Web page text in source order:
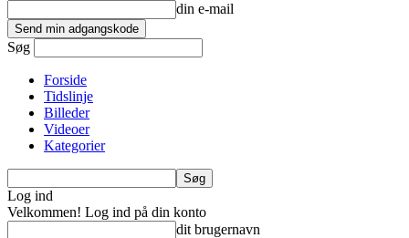
din e-mail
Søg
Forside
Tidslinje
Billeder
Videoer
Kategorier
Log ind
Velkommen! Log ind på din konto
dit brugernavn